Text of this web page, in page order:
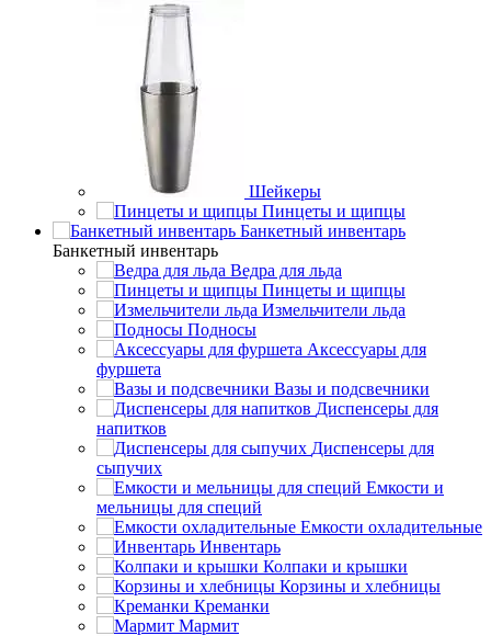
Шейкеры
Пинцеты и щипцы
Банкетный инвентарь
Банкетный инвентарь
Ведра для льда
Пинцеты и щипцы
Измельчители льда
Подносы
Аксессуары для
фуршета
Вазы и подсвечники
Диспенсеры для
напитков
Диспенсеры для
сыпучих
Емкости и
мельницы для специй
Емкости охладительные
Инвентарь
Колпаки и крышки
Корзины и хлебницы
Креманки
Мармит